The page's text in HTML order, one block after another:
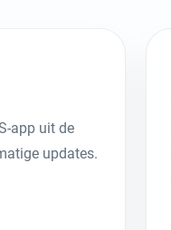
app uit de
updates.